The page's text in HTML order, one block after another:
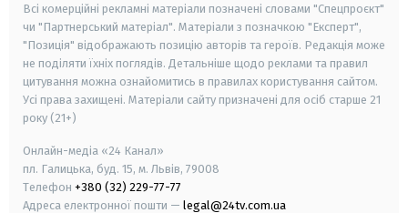
Всі комерційні рекламні матеріали позначені словами "Спецпроєкт"
чи "Партнерський матеріал". Матеріали з позначкою "Експерт",
"Позиція" відображають позицію авторів та героїв. Редакція може
не поділяти їхніх поглядів. Детальніше щодо реклами та правил
цитування можна ознайомитись в правилах користування сайтом.
Усі права захищені. Матеріали сайту призначені для осіб старше 21
року (21+)
Онлайн-медіа «24 Канал»
пл. Галицька, буд. 15, м. Львів, 79008
Телефон +380 (32) 229-77-77
Адреса електронної пошти — legal@24tv.com.ua